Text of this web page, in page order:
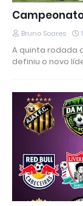
Bruno Soares
A quinta rodada
definiu o novo